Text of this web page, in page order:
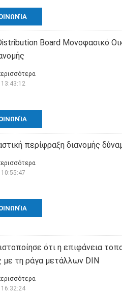
Board Μονοφασικό
13:43:12
περίφραξη διανομής
ότι η επιφάνεια
με τη ράγα μετάλλων DIN
16:32:24